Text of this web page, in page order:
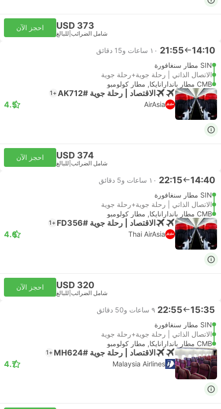
USD 373
شامل الضرائب للبالغ
احجز الآن
14:10
21:55 ١٠ ساعات و‫15 دقائق
SIN مطار سنغافورة
الاتصال الذاتي | رحلة جوية+رحلة جوية
CMB مطار باندارانايكا, مطار كولومبو
الاقتصاد | رحلة جوية #AK712 +1
AirAsia
4.5
USD 374
شامل الضرائب للبالغ
احجز الآن
14:40
22:15 ١٠ ساعات و‫5 دقائق
SIN مطار سنغافورة
الاتصال الذاتي | رحلة جوية+رحلة جوية
CMB مطار باندارانايكا, مطار كولومبو
الاقتصاد | رحلة جوية #FD356 +1
Thai AirAsia
4.6
USD 320
شامل الضرائب للبالغ
احجز الآن
15:35
22:55 ٩ ساعات و‫50 دقائق
SIN مطار سنغافورة
الاتصال الذاتي | رحلة جوية+رحلة جوية
CMB مطار باندارانايكا, مطار كولومبو
الاقتصاد | رحلة جوية #MH624 +1
Malaysia Airlines
4.7